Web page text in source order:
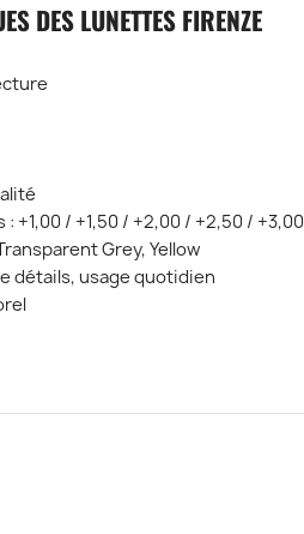
DES LUNETTES FIRENZE
/ +1,50 / +2,00 / +2,50 / +3,00
Grey, Yellow
détails, usage quotidien